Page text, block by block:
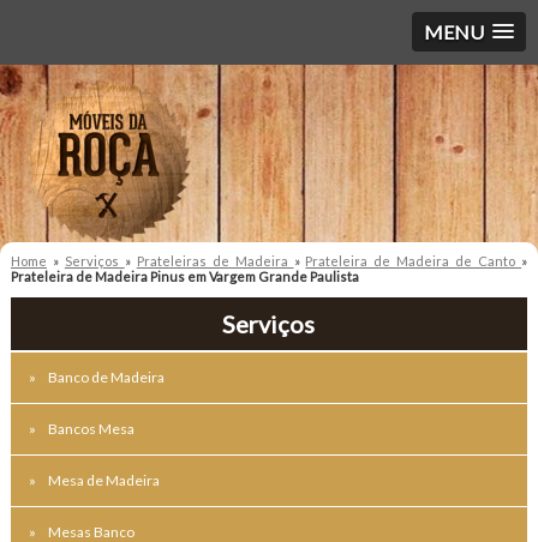
MENU
Home » Serviços » Prateleiras de Madeira » Prateleira de Madeira de Canto »
Prateleira de Madeira Pinus em Vargem Grande Paulista
Serviços
Banco de Madeira
Bancos Mesa
Mesa de Madeira
Mesas Banco